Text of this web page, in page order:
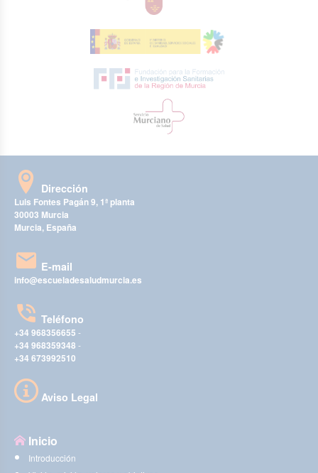
Dirección
Luis Fontes Pagán 9, 1ª planta
30003 Murcia
Murcia, España
E-mail
info@escueladesaludmurcia.es
Teléfono
+34 968356655 -
+34 968359348 -
+34 673992510
Aviso Legal
Inicio
Introducción